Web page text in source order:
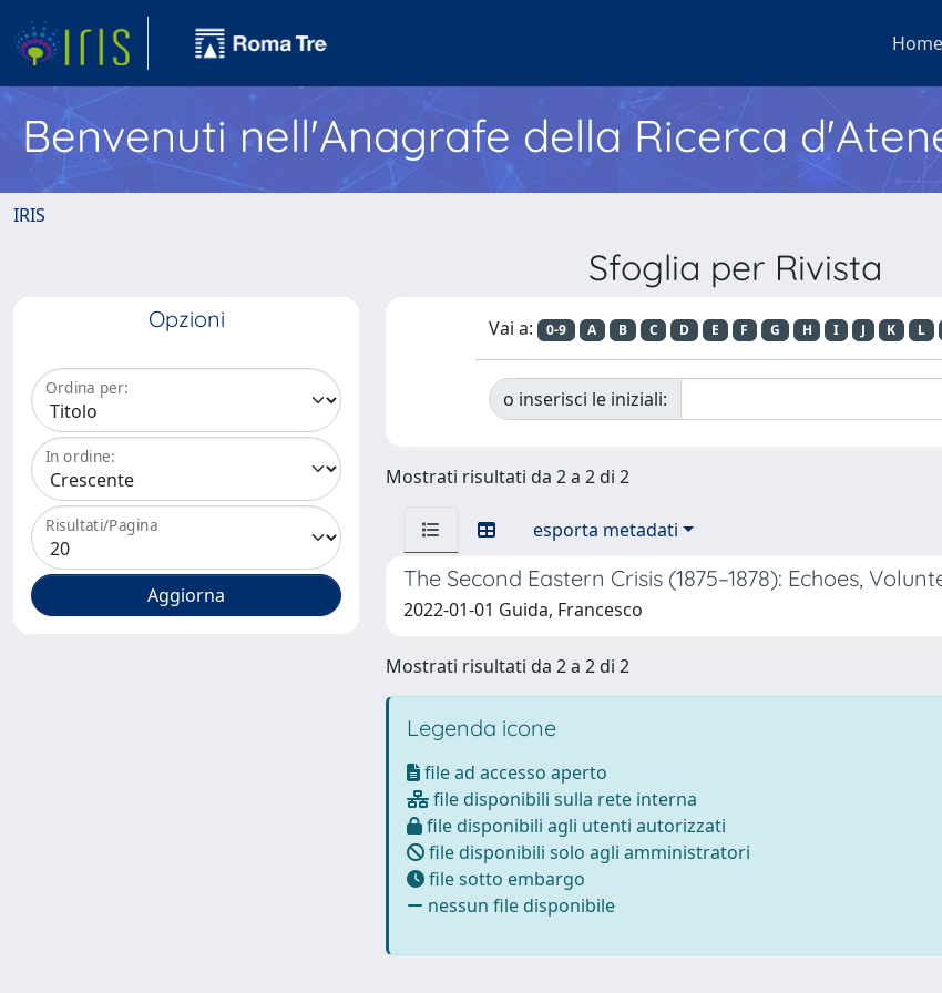
Home
Benvenuti nell'Anagrafe della Ricerca
IRIS
Sfoglia per Rivista
Opzioni
Ordina per:
In ordine:
Risultati/Pagina
Vai a: 0-9 A B C D E F G H I J K L
o inserisci le iniziali:
Mostrati risultati da 2 a 2 di 2
esporta metadati
The Second Eastern Crisis (1875–1878): Echoes,
2022-01-01 Guida, Francesco
Mostrati risultati da 2 a 2 di 2
Legenda icone
file ad accesso aperto
file disponibili sulla rete interna
file disponibili agli utenti autorizzati
file disponibili solo agli amministratori
file sotto embargo
nessun file disponibile